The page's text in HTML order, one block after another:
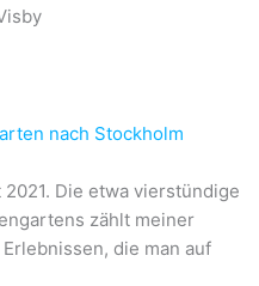
nach Stockholm
Die etwa vierstündige
zählt meiner
die man auf